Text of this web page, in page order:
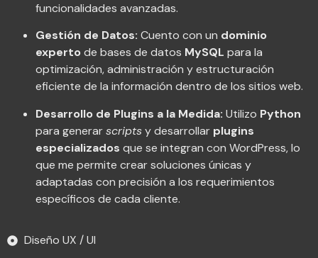
funcionalidades avanzadas.
Gestión de Datos: Cuento con un dominio
experto de bases de datos MySQL para la
optimización, administración y estructuración
eficiente de la información dentro de los sitios web.
Desarrollo de Plugins a la Medida: Utilizo Python
para generarscriptsy desarrollar plugins
especializados que se integran con WordPress, lo
que me permite crear soluciones únicas y
adaptadas con precisión a los requerimientos
específicos de cada cliente.
Diseño UX / UI